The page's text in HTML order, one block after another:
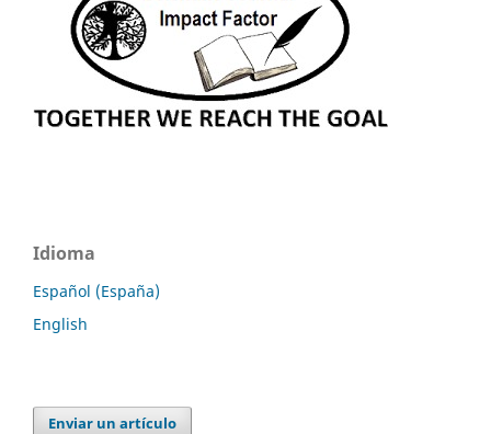
Idioma
Español (España)
English
Enviar un artículo